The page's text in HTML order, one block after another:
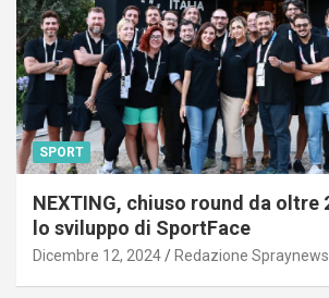
SPORT
NEXTING, chiuso round da oltre
lo sviluppo di SportFace
Dicembre 12, 2024 Redazione Spraynews